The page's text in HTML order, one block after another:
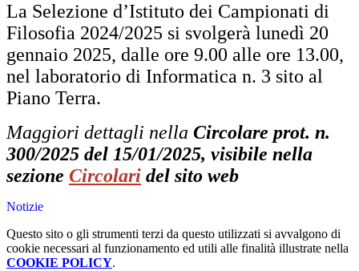
La Selezione d’Istituto dei Campionati di
Filosofia 2024/2025 si svolgerà lunedì 20
gennaio 2025, dalle ore 9.00 alle ore 13.00,
nel laboratorio di Informatica n. 3 sito al
Piano Terra.
Maggiori dettagli nella Circolare prot. n.
300/2025 del 15/01/2025, visibile nella
sezione Circolari del sito web
Notizie
Questo sito o gli strumenti terzi da questo utilizzati si avvalgono di
cookie necessari al funzionamento ed utili alle finalità illustrate nella
COOKIE POLICY.